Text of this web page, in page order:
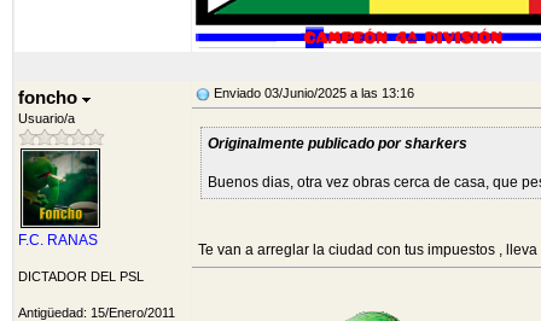
foncho
Usuario/a
F.C. RANAS
DICTADOR DEL PSL
Antigüedad: 15/Enero/2011
Enviado 03/Junio/2025 a las 13:16
Originalmente publicado por sharkers
Buenos dias, otra vez obras cerca de casa, que
Te van a arreglar la ciudad con tus impuestos ,